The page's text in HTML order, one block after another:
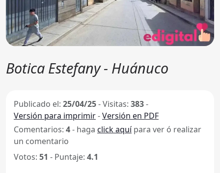
Botica Estefany - Huánuco
Publicado el: 25/04/25-Visitas: 383-
Versión para imprimir-Versión en PDF
Comentarios: 4- haga click aquípara ver ó realizar
un comentario
Votos: 51 - Puntaje: 4.1